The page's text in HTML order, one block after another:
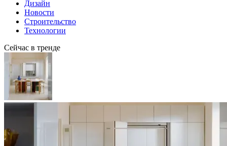
Дизайн
Новости
Строительство
Технологии
Сейчас в тренде